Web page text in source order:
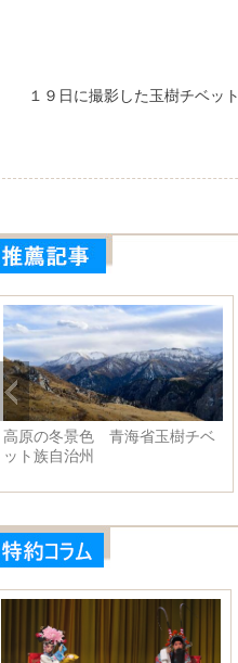
１９日に撮影した玉樹チベッ
高原の冬景色 青海省玉樹チベ
ット族自治州